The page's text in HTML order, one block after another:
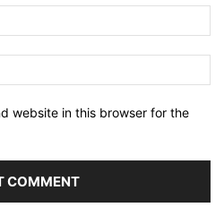
website in this browser for the